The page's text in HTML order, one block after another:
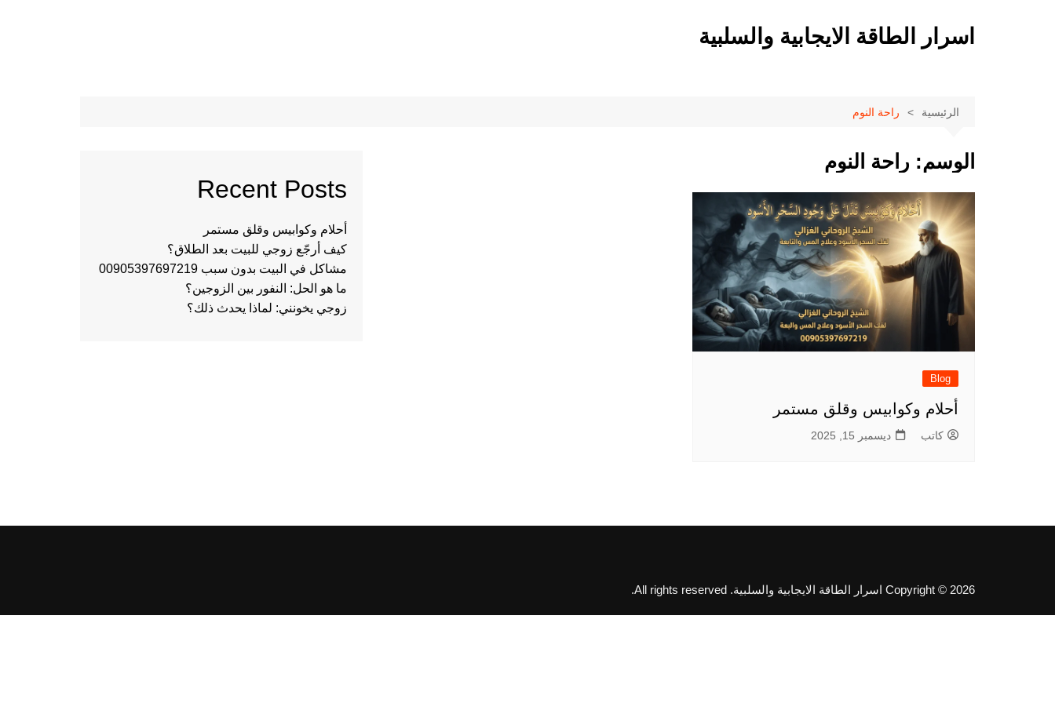
اسرار الطاقة الايجابية والسلبية
الرئيسية راحة النوم
الوسم: راحة النوم
Blog
أحلام وكوابيس وقلق مستمر
كاتب ديسمبر 15, 2025
Recent Posts
أحلام وكوابيس وقلق مستمر
كيف أرجّع زوجي للبيت بعد الطلاق؟
مشاكل في البيت بدون سبب 00905397697219
ما هو الحل: النفور بين الزوجين؟
زوجي يخونني: لماذا يحدث ذلك؟
Copyright © 2026 اسرار الطاقة الايجابية والسلبية. All rights reserved.